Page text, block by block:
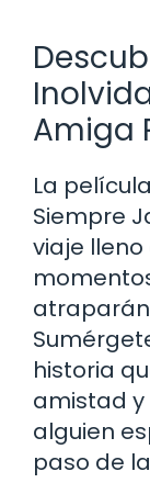
Amiga
La
Siempre
viaje
historia
amistad
alguien
paso de